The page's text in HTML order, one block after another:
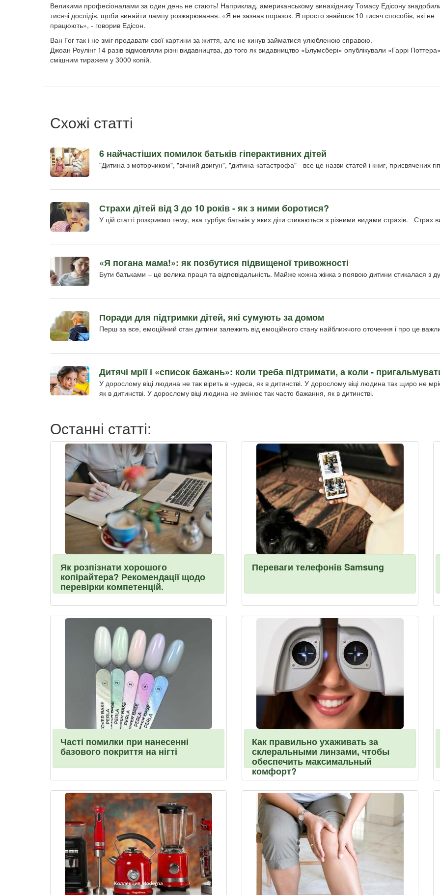
Великими професіоналами за один день не стають! Наприклад, американському винахіднику Томасу Едісону
тисячі дослідів, щоби винайти лампу розжарювання. «Я не зазнав поразок. Я просто знайшов 10 тисяч способів, які не
працюють», - говорив Едісон.
Ван Гог так і не зміг продавати свої картини за життя, але не кинув займатися улюбленою справою.
Джоан Роулінг 14 разів відмовляли різні видавництва, до того як видавництво «Блумсбері» опублікували «Гаррі Поттера»
смішним тиражем у 3000 копій.
Схожі статті
6 найчастіших помилок батьків гіперактивних дітей
"Дитина з моторчиком", "вічний двигун", "дитина-катастрофа" - все це назви статей і книг, присвячених
Страхи дітей від 3 до 10 років - як з ними боротися?
У цій статті розкриємо тему, яка турбує батьків у яких діти стикаються з різними видами страхів. Страх
«Я погана мама!»: як позбутися підвищеної тривожності
Бути батьками – це велика праця та відповідальність. Майже кожна жінка з появою дитини стикалася
Поради для підтримки дітей, які сумують за домом
Перш за все, емоційний стан дитини залежить від емоційного стану найближчого оточення і про це
Дитячі мрії і «список бажань»: коли треба підтримати, а коли -
У дорослому віці людина не так вірить в чудеса, як в дитинстві. У дорослому віці людина так щиро не
як в дитинстві. У дорослому віці людина не змінює так часто бажання, як в дитинстві.
Останні статті:
Як розпізнати хорошого
копірайтера? Рекомендації щодо
перевірки компетенцій.
Переваги телефонів Samsung
Часті помилки при нанесенні
базового покриття на нігті
Как правильно ухаживать за
склеральными линзами, чтобы
обеспечить максимальный
комфорт?